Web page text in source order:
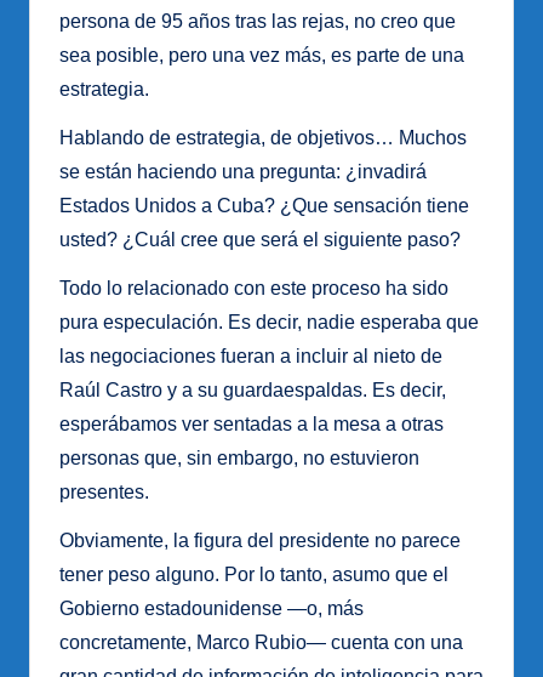
persona de 95 años tras las rejas, no creo que
sea posible, pero una vez más, es parte de una
estrategia.
Hablando de estrategia, de objetivos… Muchos
se están haciendo una pregunta: ¿invadirá
Estados Unidos a Cuba? ¿Que sensación tiene
usted? ¿Cuál cree que será el siguiente paso?
Todo lo relacionado con este proceso ha sido
pura especulación. Es decir, nadie esperaba que
las negociaciones fueran a incluir al nieto de
Raúl Castro y a su guardaespaldas. Es decir,
esperábamos ver sentadas a la mesa a otras
personas que, sin embargo, no estuvieron
presentes.
Obviamente, la figura del presidente no parece
tener peso alguno. Por lo tanto, asumo que el
Gobierno estadounidense —o, más
concretamente, Marco Rubio— cuenta con una